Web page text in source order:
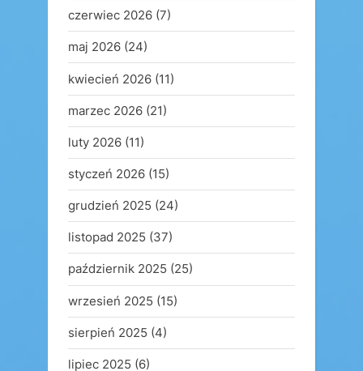
czerwiec 2026 (7)
maj 2026 (24)
kwiecień 2026 (11)
marzec 2026 (21)
luty 2026 (11)
styczeń 2026 (15)
grudzień 2025 (24)
listopad 2025 (37)
październik 2025 (25)
wrzesień 2025 (15)
sierpień 2025 (4)
lipiec 2025 (6)